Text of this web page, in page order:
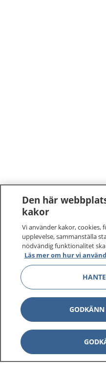
1177–tryggt om
På 1177.se får du råd
sjukdomar och vilka
Logga in för att läsa din
vårdärenden. Ring
sjukvårdsrådgivning
1177 ger dig råd när du
Den här
kakor
Vi använder kakor, cookies,
upplevelse, sammanställa
nödvändig funktionalitet
Läs mer om hur vi